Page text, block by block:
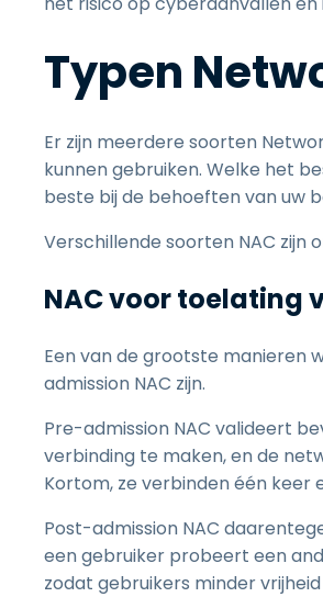
Typen
Er zijn meerdere soorten
kunnen gebruiken. Welke het
beste bij de behoeften van uw
Verschillende soorten NAC zijn
NAC voor toelating
Een van de grootste manieren
admission NAC zijn.
Pre-admission NAC valideert
verbinding te maken, en de
Kortom, ze verbinden één keer
Post-admission NAC
een gebruiker probeert een
zodat gebruikers minder